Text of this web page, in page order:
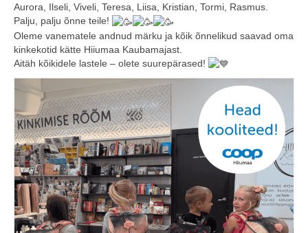
HIIUMAA KÖÖK JA PAGAR
MEIE PANUS
Aurora, Ilseli, Viveli, Teresa, Liisa, Kristian, Tormi, Rasmus.
Palju, palju õnne teile!
Oleme vanematele andnud märku ja kõik õnnelikud saavad oma
kinkekotid kätte Hiiumaa Kaubamajast.
Aitäh kõikidele lastele – olete suurepärased!